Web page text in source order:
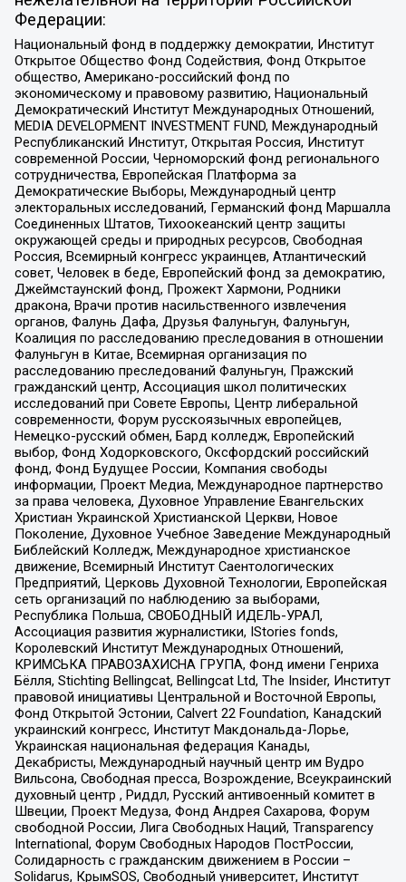
Федерации:
Национальный фонд в поддержку демократии, Институт
Открытое Общество Фонд Содействия, Фонд Открытое
общество, Американо-российский фонд по
экономическому и правовому развитию, Национальный
Демократический Институт Международных Отношений,
MEDIA DEVELOPMENT INVESTMENT FUND, Международный
Республиканский Институт, Открытая Россия, Институт
современной России, Черноморский фонд регионального
сотрудничества, Европейская Платформа за
Демократические Выборы, Международный центр
электоральных исследований, Германский фонд Маршалла
Соединенных Штатов, Тихоокеанский центр защиты
окружающей среды и природных ресурсов, Свободная
Россия, Всемирный конгресс украинцев, Атлантический
совет, Человек в беде, Европейский фонд за демократию,
Джеймстаунский фонд, Прожект Хармони, Родники
дракона, Врачи против насильственного извлечения
органов, Фалунь Дафа, Друзья Фалуньгун, Фалуньгун,
Коалиция по расследованию преследования в отношении
Фалуньгун в Китае, Всемирная организация по
расследованию преследований Фалуньгун, Пражский
гражданский центр, Ассоциация школ политических
исследований при Совете Европы, Центр либеральной
современности, Форум русскоязычных европейцев,
Немецко-русский обмен, Бард колледж, Европейский
выбор, Фонд Ходорковского, Оксфордский российский
фонд, Фонд Будущее России, Компания свободы
информации, Проект Медиа, Международное партнерство
за права человека, Духовное Управление Евангельских
Христиан Украинской Христианской Церкви, Новое
Поколение, Духовное Учебное Заведение Международный
Библейский Колледж, Международное христианское
движение, Всемирный Институт Саентологических
Предприятий, Церковь Духовной Технологии, Европейская
сеть организаций по наблюдению за выборами,
Республика Польша, СВОБОДНЫЙ ИДЕЛЬ-УРАЛ,
Ассоциация развития журналистики, IStories fonds,
Королевский Институт Международных Отношений,
КРИМСЬКА ПРАВОЗАХИСНА ГРУПА, Фонд имени Генриха
Бёлля, Stichting Bellingcat, Bellingcat Ltd, The Insider, Институт
правовой инициативы Центральной и Восточной Европы,
Фонд Открытой Эстонии, Calvert 22 Foundation, Канадский
украинский конгресс, Институт Макдональда-Лорье,
Украинская национальная федерация Канады,
Декабристы, Международный научный центр им Вудро
Вильсона, Свободная пресса, Возрождение, Всеукраинский
духовный центр , Риддл, Русский антивоенный комитет в
Швеции, Проект Медуза, Фонд Андрея Сахарова, Форум
свободной России, Лига Свободных Наций, Transparеncy
International, Форум Свободных Народов ПостРоссии,
Солидарность с гражданским движением в России –
Solidarus, КрымSOS, Свободный университет, Институт